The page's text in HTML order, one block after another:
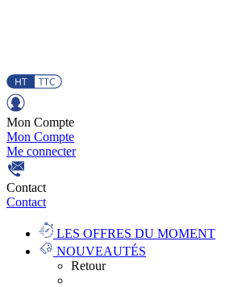
Mon Compte
Mon Compte
Me connecter
Contact
Contact
LES OFFRES DU MOMENT
NOUVEAUTÉS
Retour